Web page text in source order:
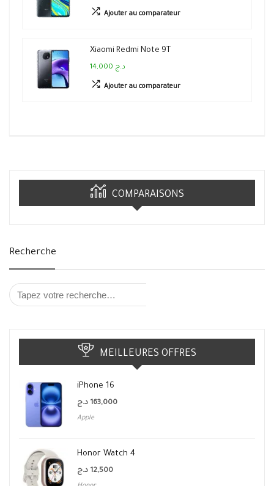
Ajouter au comparateur
Xiaomi Redmi Note 9T
14,000 د.ج
Ajouter au comparateur
COMPARAISONS
Recherche
MEILLEURES OFFRES
iPhone 16
163,000 د.ج
Apple
Honor Watch 4
12,500 د.ج